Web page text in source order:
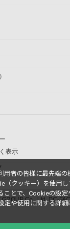
表示
Co., Ltd. DC-
用者の皆様に最先端
（クッキー）を使用し
ことで、Cookieの設
定や使用に関する詳細